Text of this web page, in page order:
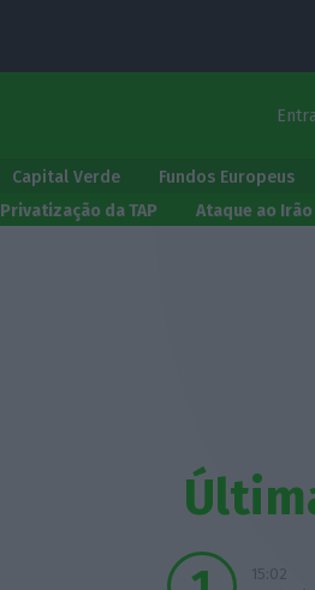
Capital Verde Fundos Europeus
Privatização da TAP Ataque ao Irão
15:02